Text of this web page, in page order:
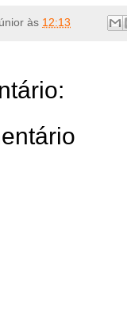
às 12:13